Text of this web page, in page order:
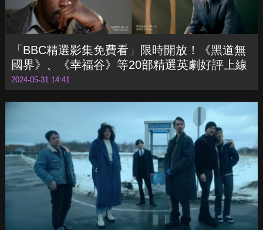
「BBC精選影集免費看」限時開放！《黑道無
國界》、《幸福谷》等20部精選英劇好評上線
2024-05-31 14:41